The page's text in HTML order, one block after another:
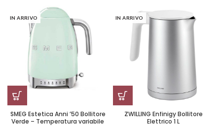
IN ARRIVO
SMEG Estetica Anni ’50 Bollitore
Verde – Temperatura variabile
IN ARRIVO
ZWILLING Enfinigy Bollitore
Elettrico 1 L